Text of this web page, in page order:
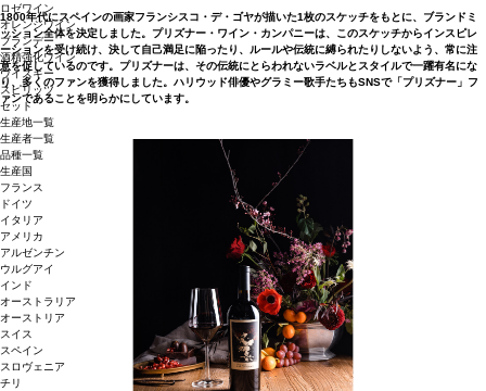
1800年代にスペインの画家フランシスコ・デ・ゴヤが描いた1枚のスケッチをもとに、ブランドミ
ッション全体を決定しました。プリズナー・ワイン・カンパニーは、このスケッチからインスピレ
ーションを受け続け、決して自己満足に陥ったり、ルールや伝統に縛られたりしないよう、常に注
意を促しているのです。プリズナーは、その伝統にとらわれないラベルとスタイルで一躍有名にな
り、多くのファンを獲得しました。ハリウッド俳優やグラミー歌手たちもSNSで「プリズナー」フ
ァンであることを明らかにしています。
ロゼワイン
オレンジワイン
ブランデー
酒精強化ワイン
ウイスキー
スピリッツ
セット
生産地一覧
生産者一覧
品種一覧
生産国
フランス
ドイツ
イタリア
アメリカ
アルゼンチン
ウルグアイ
インド
オーストラリア
オーストリア
スイス
スペイン
スロヴェニア
チリ